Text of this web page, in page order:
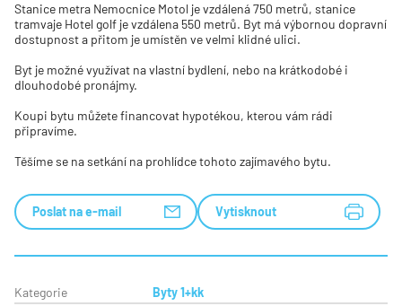
Stanice metra Nemocnice Motol je vzdálená 750 metrů, stanice
tramvaje Hotel golf je vzdálena 550 metrů. Byt má výbornou dopravní
dostupnost a přitom je umístěn ve velmi klidné ulici.
Byt je možné využívat na vlastní bydlení, nebo na krátkodobé i
dlouhodobé pronájmy.
Koupi bytu můžete financovat hypotékou, kterou vám rádi
připravíme.
Těšíme se na setkání na prohlídce tohoto zajímavého bytu.
Poslat na e-mail Vytisknout
Kategorie
Byty 1+kk